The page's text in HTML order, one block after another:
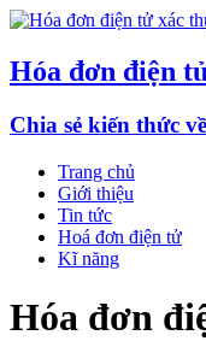
Hóa đơn điện
Chia sẻ kiến thức
Trang chủ
Giới thiệu
Tin tức
Hoá đơn điện tử
Kĩ năng
Hóa đơn